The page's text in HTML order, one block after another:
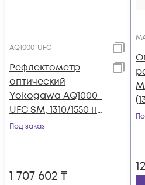
AQ1000-UFC
Рефлектометр
оптический
Yokogawa AQ1000-
UFC SM, 1310/1550 нм,
32/30 дБ, PC, SLS, TS,
Под заказ
1 707 602 ₸